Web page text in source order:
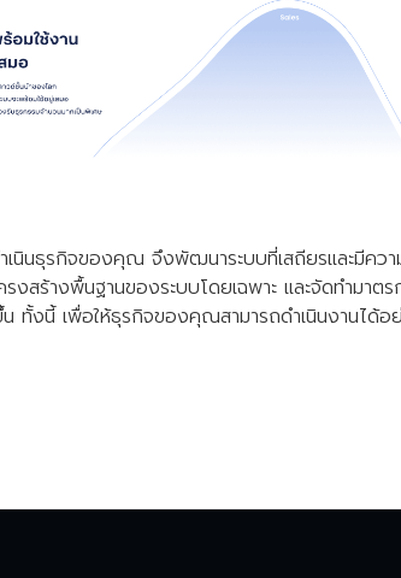
นินธุรกิจของคุณ จึงพัฒนาระบบที่เสถียรและมีคว
สร้างพื้นฐานของระบบโดยเฉพาะ และจัดทำมาตร
ทั้งนี้ เพื่อให้ธุรกิจของคุณสามารถดำเนินงานได้อ